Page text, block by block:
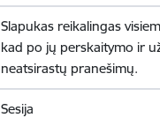
Slapukas reikalingas
kad po jų perskaitymo ir
neatsirastų pranešimų.
Sesija